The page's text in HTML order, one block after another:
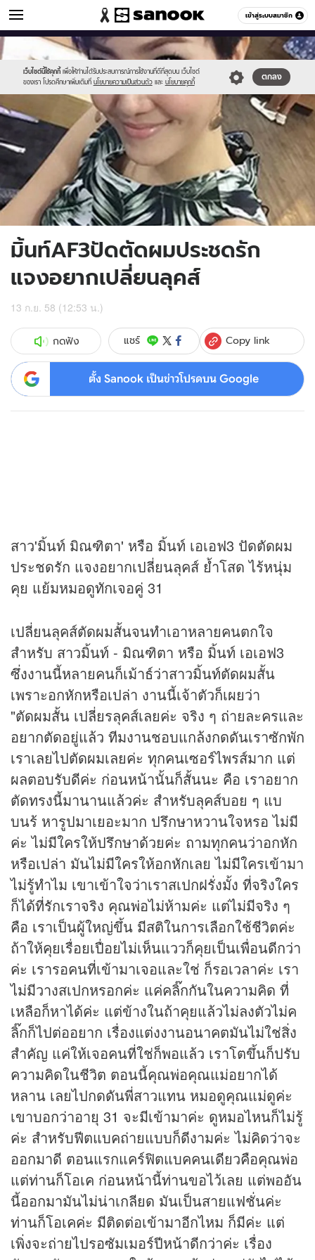
เข้าสู่ระบบสมาชิก
ข่าวบันเทิง หมวดอื่นๆ
เว็บไซต์นี้ใช้คุกกี้ เพื่อให้ท่านได้รับประสบการณ์การใช้งานที่ดีที่สุดบน เว็บไซต์
ของเรา โปรดศึกษาเพิ่มเติมที่ นโยบายความเป็นส่วนตัว และ นโยบายคุกกี้
ตกลง
Sanook
//s.isanook.com/sr/0/images/logo-
new-
sanook.png
//s.isanook.com/ns/0/ud/372/1864646/645567-
01.jpg
มิ้นท์AF3ปัดตัดผมประชดรัก
แจงอยากเปลี่ยนลุคส์
13 ก.ย. 58 (12:53 น.)
กดฟัง แชร์ Copy link
ตั้ง Sanook เป็นข่าวโปรดบน Google
สาว'มิ้นท์ มิณฑิตา' หรือ มิ้นท์ เอเอฟ3 ปัดตัดผม
ประชดรัก แจงอยากเปลี่ยนลุคส์ ย้ำโสด ไร้หนุ่ม
คุย แย้มหมอดูทักเจอคู่ 31
เปลี่ยนลุคส์ตัดผมสั้นจนทำเอาหลายคนตกใจ
สำหรับ สาวมิ้นท์ - มิณฑิตา หรือ มิ้นท์ เอเอฟ3
ซึ่งงานนี้หลายคนก็เม้าธ์ว่าสาวมิ้นท์ตัดผมสั้น
เพราะอกหักหรือเปล่า งานนี้เจ้าตัวก็เผยว่า
"ตัดผมสั้น เปลี่ยรลุคส์เลยค่ะ จริง ๆ ถ่ายละครและ
อยากตัดอยู่แล้ว ทีมงานชอบแกล้งกดดันเราซักพัก
เราเลยไปตัดผมเลยค่ะ ทุกคนเซอร์ไพรส์มาก แต่
ผลตอบรับดีค่ะ ก่อนหน้านั้นก็สั้นนะ คือ เราอยาก
ตัดทรงนี้มานานแล้วค่ะ สำหรับลุคส์บอย ๆ แบ
บนร้ หารูปมาเยอะมาก ปรึกษาหวานใจหรอ ไม่มี
ค่ะ ไม่มีใครให้ปรึกษาด้วยค่ะ ถามทุกคนว่าอกหัก
หรือเปล่า มันไม่มีใครให้อกหักเลย ไม่มีใครเข้ามา
ไม่รู้ทำไม เขาเข้าใจว่าเราสเปกฝรั่งมั้ง ที่จริงใคร
ก็ได้ที่รักเราจริง คุณพ่อไม่ห้ามค่ะ แต่ไม่มีจริง ๆ
คือ เราเป็นผู้ใหญ่ขึ้น มีสติในการเลือกใช้ชีวิตค่ะ
ถ้าให้คุยเรื่อยเปื่อยไม่เห็นแววก็คุยเป็นเพื่อนดีกว่า
ค่ะ เรารอคนที่เข้ามาเจอและใช่ ก็รอเวลาค่ะ เรา
ไม่มีวางสเปกหรอกค่ะ แค่คลิ๊กกันในความคิด ที่
เหลือก็หาได้ค่ะ แต่ข้างในถ้าคุยแล้วไม่ลงตัวไม่ค
ลิ๊กก็ไปต่ออยาก เรื่องแต่งงานอนาคตมันไม่ใช่สิ่ง
สำคัญ แค่ให้เจอคนที่ใช่ก็พอแล้ว เราโตขึ้นก็ปรับ
ความคิดในชีวิต ตอนนี้คุณพ่อคุณแม่อยากได้
หลาน เลยไปกดดันพี่สาวแทน หมอดูคุณแม่ดูค่ะ
เขาบอกว่าอายุ 31 จะมีเข้ามาค่ะ ดูหมอไหนก็ไม่รู้
ค่ะ สำหรับฟีตแบคถ่ายแบบก็ดีงามค่ะ ไม่คิดว่าจะ
ออกมาดี ตอนแรกแคร์ฟิตแบคคนเดียวคือคุณพ่อ
แต่ท่านก็โอเค ก่อนหน้านี้ท่านขอไว้เลย แต่พออัน
นี้ออกมามันไม่น่าเกลียด มันเป็นสายแฟชั่นค่ะ
ท่านก็โอเคค่ะ มีติดต่อเข้ามาอีกไหม ก็มีค่ะ แต่
เพิ่งจะถ่ายไปรอซัมเมอร์ปีหน้าดีกว่าค่ะ เรื่อง